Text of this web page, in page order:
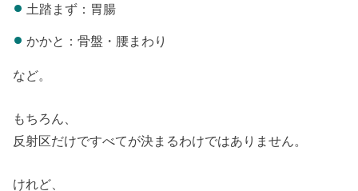
土踏まず：胃腸
かかと：骨盤・腰まわり
など。
もちろん、
反射区だけですべてが決まるわけではありません。
けれど、